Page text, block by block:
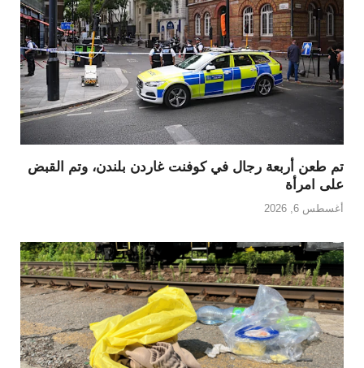
تم طعن أربعة رجال في كوفنت غاردن بلندن، وتم القبض
على امرأة
أغسطس 6, 2026